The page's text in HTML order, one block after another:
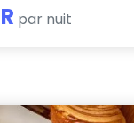
par nuit